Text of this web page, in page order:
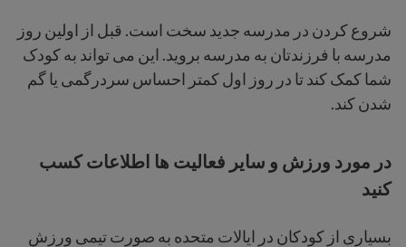
شروع کردن در مدرسه جدید سخت است. قبل از اولین روز
مدرسه با فرزندتان به مدرسه بروید. این می تواند به کودک
شما کمک کند تا در روز اول کمتر احساس سردرگمی یا گم
شدن کند.
در مورد ورزش و سایر فعالیت ها اطلاعات کسب
کنید
بسیاری از کودکان در ایالات متحده به صورت تیمی ورزش